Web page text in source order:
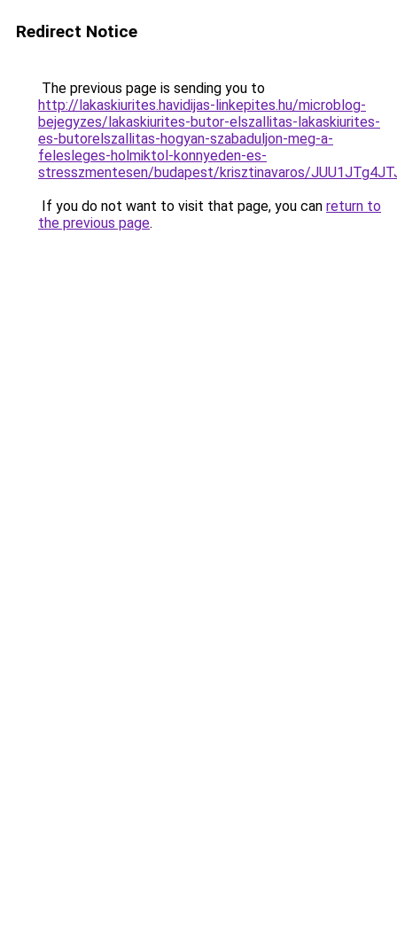
Redirect Notice
The previous page is sending you to
http://lakaskiurites.havidijas-linkepites.hu/microblog-
bejegyzes/lakaskiurites-butor-elszallitas-lakaskiurites-
es-butorelszallitas-hogyan-szabaduljon-meg-a-
felesleges-holmiktol-konnyeden-es-
stresszmentesen/budapest/krisztinavaros/
If you do not want to visit that page, you can return to
the previous page.